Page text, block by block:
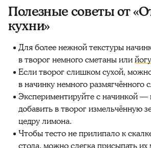
Полезные советы от
кухни»
Для более нежной текстуры
в творог немного сметаны или
Если творог слишком сухой,
в начинку немного размягчённого
Экспериментируйте с начинкой —
добавить в творог измельчённую
цедру лимона.
Чтобы тесто не прилипало к